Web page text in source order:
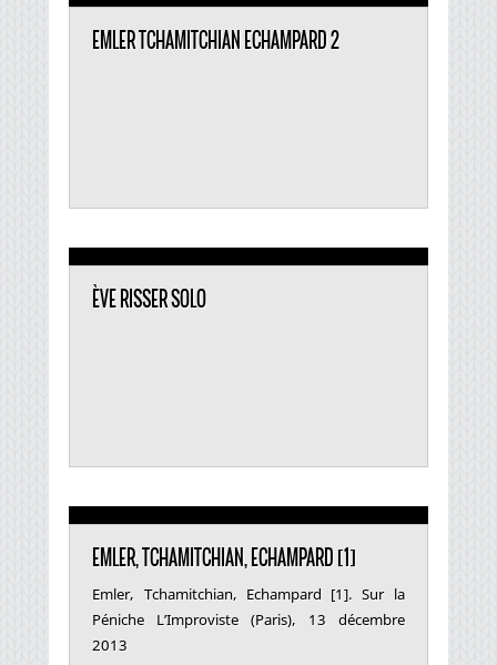
EMLER TCHAMITCHIAN ECHAMPARD 2
ÈVE RISSER SOLO
EMLER, TCHAMITCHIAN, ECHAMPARD [1]
Emler, Tchamitchian, Echampard [1]. Sur la
Péniche L’Improviste (Paris), 13 décembre
2013